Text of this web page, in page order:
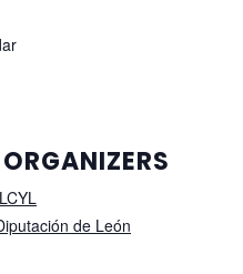
ORGANIZERS
de León